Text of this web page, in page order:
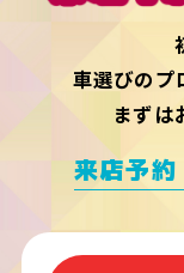
車選びのプ
まずは
来店予